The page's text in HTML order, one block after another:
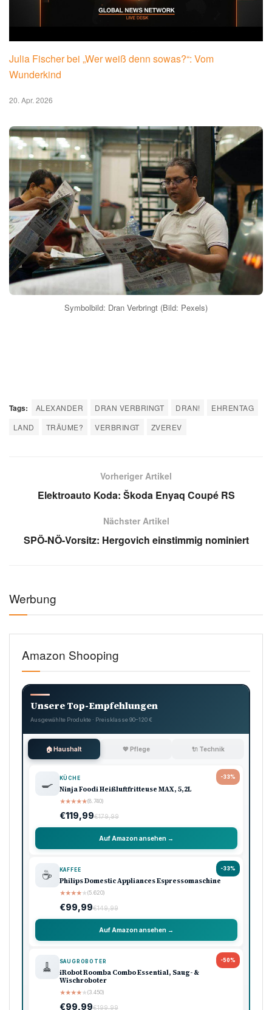
Lisa Straube: Spricht über Trauerarbeit
20. Apr. 2026
Julia Fischer bei „Wer weiß denn sowas?“: Vom
EHRENTAG
TRÄUME? VERBRINGT ZVEREV
Vorheriger Artikel
Elektroauto Koda: Škoda Enyaq Coupé RS
Nächster Artikel
SPÖ-NÖ-Vorsitz: Hergovich einstimmig nominiert
Werbung